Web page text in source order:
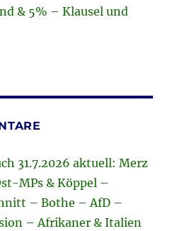
& 5% – Klausel und
31.7.2026 aktuell: Merz
MPs & Köppel –
– Bothe – AfD –
– Afrikaner & Italien